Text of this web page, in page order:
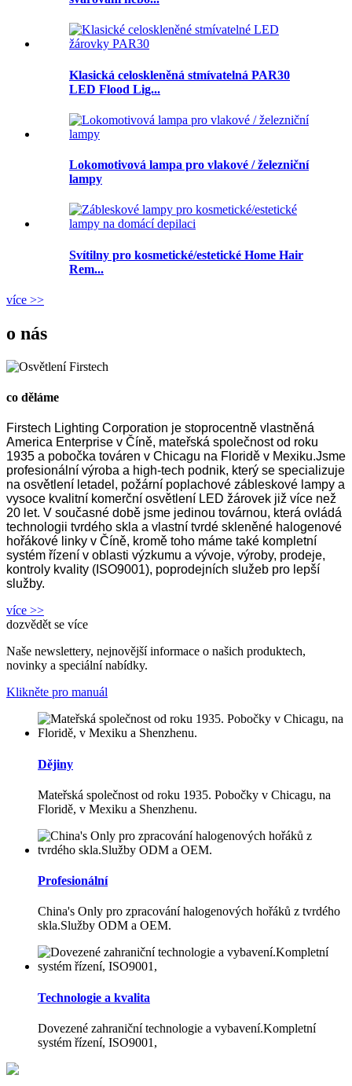
Klasická celoskleněná stmívatelná PAR30
LED Flood Lig...
Lokomotivová lampa pro vlakové / železniční
lampy
Svítilny pro kosmetické/estetické Home Hair
Rem...
více >>
o nás
co děláme
Firstech Lighting Corporation je stoprocentně vlastněná
America Enterprise v Číně, mateřská společnost od roku
1935 a pobočka továren v Chicagu na Floridě v Mexiku.Jsme
profesionální výroba a high-tech podnik, který se specializuje
na osvětlení letadel, požární poplachové zábleskové lampy a
vysoce kvalitní komerční osvětlení LED žárovek již více než
20 let. V současné době jsme jedinou továrnou, která ovládá
technologii tvrdého skla a vlastní tvrdé skleněné halogenové
hořákové linky v Číně, kromě toho máme také kompletní
systém řízení v oblasti výzkumu a vývoje, výroby, prodeje,
kontroly kvality (ISO9001), poprodejních služeb pro lepší
služby.
více >>
dozvědět se více
Naše newslettery, nejnovější informace o našich produktech,
novinky a speciální nabídky.
Klikněte pro manuál
Dějiny
Mateřská společnost od roku 1935. Pobočky v Chicagu, na
Floridě, v Mexiku a Shenzhenu.
Profesionální
China's Only pro zpracování halogenových hořáků z tvrdého
skla.Služby ODM a OEM.
Technologie a kvalita
Dovezené zahraniční technologie a vybavení.Kompletní
systém řízení, ISO9001,